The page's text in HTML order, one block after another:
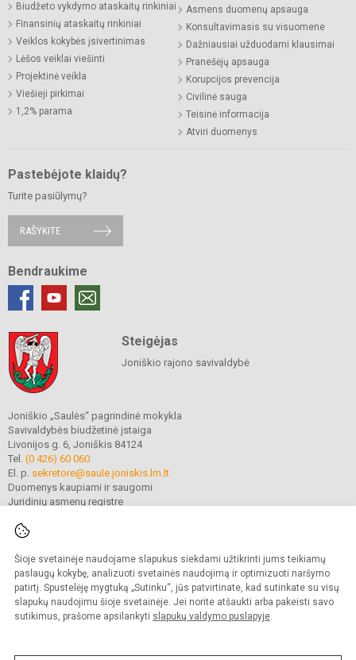
Šioje svetainėje naudojame slapukus siekdami užtikrinti jums teikiamų
paslaugų kokybę, analizuoti svetainės naudojimą ir optimizuoti naršymo
patirtį. Spustelėję mygtuką „Sutinku“, jūs patvirtinate, kad sutinkate su visų
slapukų naudojimu šioje svetainėje. Jei norite atšaukti arba pakeisti savo
sutikimus, prašome apsilankyti slapukų valdymo puslapyje.
Biudžeto vykdymo ataskaitų rinkiniai
Finansinių ataskaitų rinkiniai
Veiklos kokybės įsivertinimas
Lėšos veiklai viešinti
Projektinė veikla
Viešieji pirkimai
1,2% parama
Asmens duomenų apsauga
Konsultavimasis su visuomene
Dažniausiai užduodami klausimai
Pranešėjų apsauga
Korupcijos prevencija
Civilinė sauga
Teisinė informacija
Atviri duomenys
Pastebėjote klaidų?
Turite pasiūlymų?
RAŠYKITE
Bendraukime
Steigėjas
Joniškio rajono savivaldybė
Joniškio „Saulės“ pagrindinė mokykla
Savivaldybės biudžetinė įstaiga
Livonijos g. 6, Joniškis 84124
Tel. (0 426) 60 060
El. p. sekretore@saule.joniskis.lm.lt
Duomenys kaupiami ir saugomi
Juridinių asmenų registre
© 2023. Joniškio „Saulės“ pagrindinė mokykla. Visos teisės saugomos.
Kopijuoti turinį be raštiško įstaigos administracijos sutikimo griežtai draudžiama.
Versija neįgaliesiems Slapukų politika